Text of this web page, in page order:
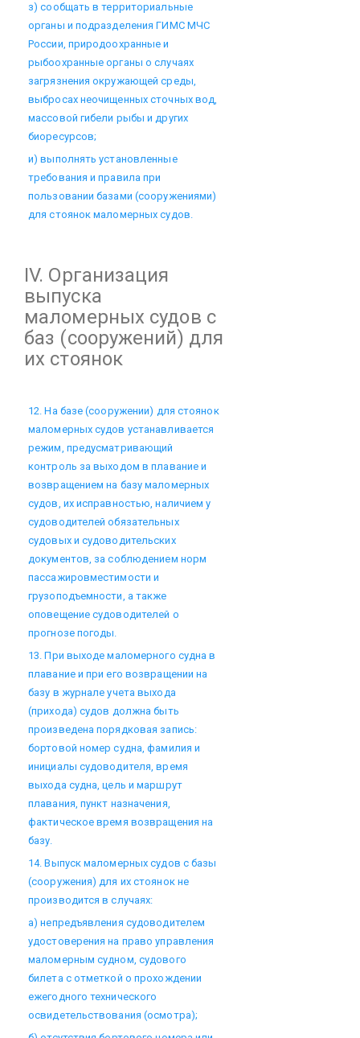
з) сообщать в территориальные
органы и подразделения ГИМС МЧС
России, природоохранные и
рыбоохранные органы о случаях
загрязнения окружающей среды,
выбросах неочищенных сточных вод,
массовой гибели рыбы и других
биоресурсов;
и) выполнять установленные
требования и правила при
пользовании базами (сооружениями)
для стоянок маломерных судов.
IV. Организация
выпуска
маломерных судов с
баз (сооружений) для
их стоянок
12. На базе (сооружении) для стоянок
маломерных судов устанавливается
режим, предусматривающий
контроль за выходом в плавание и
возвращением на базу маломерных
судов, их исправностью, наличием у
судоводителей обязательных
судовых и судоводительских
документов, за соблюдением норм
пассажировместимости и
грузоподъемности, а также
оповещение судоводителей о
прогнозе погоды.
13. При выходе маломерного судна в
плавание и при его возвращении на
базу в журнале учета выхода
(прихода) судов должна быть
произведена порядковая запись:
бортовой номер судна, фамилия и
инициалы судоводителя, время
выхода судна, цель и маршрут
плавания, пункт назначения,
фактическое время возвращения на
базу.
14. Выпуск маломерных судов с базы
(сооружения) для их стоянок не
производится в случаях:
а) непредъявления судоводителем
удостоверения на право управления
маломерным судном, судового
билета с отметкой о прохождении
ежегодного технического
освидетельствования (осмотра);